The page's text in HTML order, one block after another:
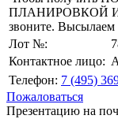
ПЛАНИРОВКОЙ И
звоните. Высылаем
Лот №:
Контактное лицо:
Телефон: 7 (495)
Пожаловаться
Презентацию на